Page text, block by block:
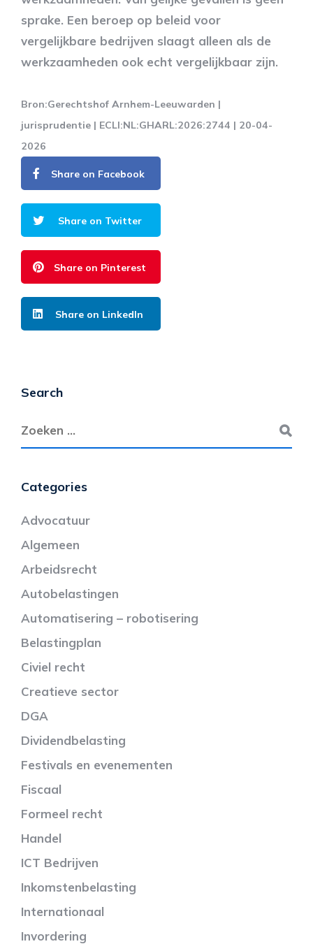
sprake. Een beroep op beleid voor
vergelijkbare bedrijven slaagt alleen als de
werkzaamheden ook echt vergelijkbaar zijn.
Bron:Gerechtshof Arnhem-Leeuwarden |
jurisprudentie | ECLI:NL:GHARL:2026:2744 | 20-04-
2026
Share on Facebook
Share on Twitter
Share on Pinterest
Share on LinkedIn
Search
Categories
Advocatuur
Algemeen
Arbeidsrecht
Autobelastingen
Automatisering – robotisering
Belastingplan
Civiel recht
Creatieve sector
DGA
Dividendbelasting
Festivals en evenementen
Fiscaal
Formeel recht
Handel
ICT Bedrijven
Inkomstenbelasting
Internationaal
Invordering